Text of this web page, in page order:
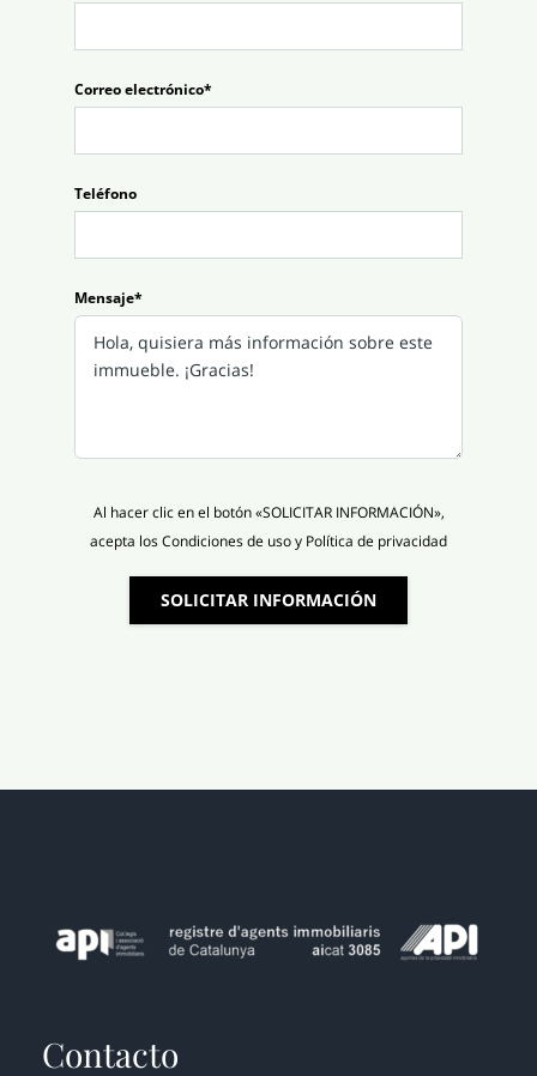
Correo electrónico*
Teléfono
Mensaje*
Al hacer clic en el botón «SOLICITAR INFORMACIÓN»,
acepta los Condiciones de uso y Política de privacidad
SOLICITAR INFORMACIÓN